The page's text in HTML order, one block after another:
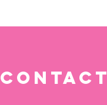
CONTACT